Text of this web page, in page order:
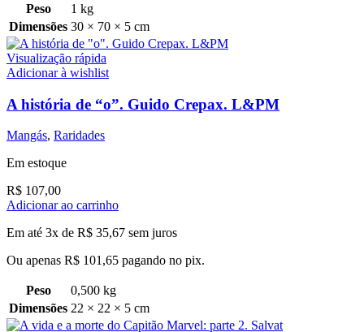
Peso
1 kg
Dimensões 30 × 70 × 5 cm
Visualização rápida
Adicionar à wishlist
A história de “o”. Guido Crepax. L&PM
Mangás, Raridades
Em estoque
R$ 107,00
Adicionar ao carrinho
Em até 3x de R$ 35,67 sem juros
Ou apenas R$ 101,65 pagando no pix.
Peso
0,500 kg
Dimensões 22 × 22 × 5 cm